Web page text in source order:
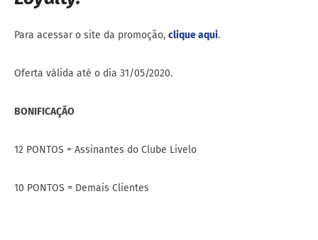
Para acessar o site da promoção, clique aqui.
Oferta válida até o dia 31/05/2020.
BONIFICAÇÃO
12 PONTOS = Assinantes do Clube Livelo
10 PONTOS = Demais Clientes